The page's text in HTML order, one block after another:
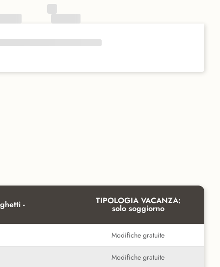
- TIPOLOGIA VACANZA:
solo soggiorno
Modifiche gratuite
Modifiche gratuite